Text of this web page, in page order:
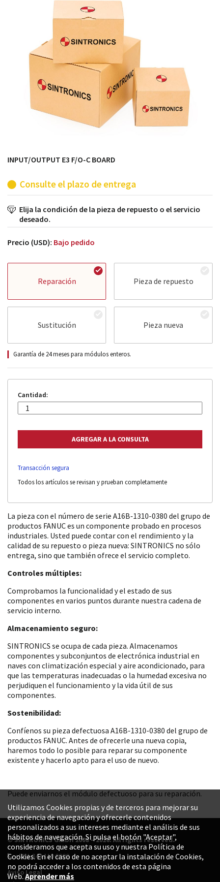
módulos antiguos a un alto nivel técnico o sustitución
de módulos descontinuados por módulos del propio
INPUT/OUTPUT E3 F/O-C BOARD
Consulte el plazo de entrega
Elija la condición de la pieza de repuesto o el servicio
deseado.
Precio (USD): Bajo pedido
Reparación Pieza de repuesto
Sustitución Pieza nueva
Garantía de 24 meses para módulos enteros.
Cantidad:
Transacción segura
Todos los artículos se revisan y prueban completamente
La pieza con el número de serie A16B-1310-0380 del grupo de
productos FANUC es un componente probado en procesos
industriales. Usted puede contar con el rendimiento y la
calidad de su repuesto o pieza nueva: SINTRONICS no sólo
entrega, sino que también ofrece el servicio completo.
Controles múltiples:
Comprobamos la funcionalidad y el estado de sus
componentes en varios puntos durante nuestra cadena de
servicio interno.
Almacenamiento seguro:
SINTRONICS se ocupa de cada pieza. Almacenamos
componentes y subconjuntos de electrónica industrial en
naves con climatización especial y aire acondicionado, para
que las temperaturas inadecuadas o la humedad excesiva no
perjudiquen el funcionamiento y la vida útil de sus
componentes.
Sostenibilidad:
Confíenos su pieza defectuosa A16B-1310-0380 del grupo de
productos FANUC. Antes de ofrecerle una nueva copia,
haremos todo lo posible para reparar su componente
existente y hacerlo apto para el uso de nuevo.
Puede enviarnos el módulo defectuoso para su reparación.
© SINTRONICS GmbH 2008 – 2026. All rights reserved.
+52 1 844 119 8800
Aviso Legal
Utilizamos Cookies propias y de terceros para mejorar su
experiencia de navegación y ofrecerle contenidos
personalizados a sus intereses mediante el análisis de sus
hábitos de navegación. Si pulsa el botón "Aceptar",
consideramos que acepta su uso y nuestra Política de
Cookies. En el caso de no aceptar la instalación de Cookies,
no podrá acceder a los contenidos de esta página
Web.Aprender más